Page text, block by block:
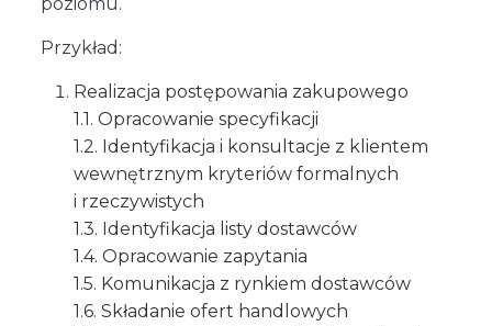
Przykład:
Realizacja postępowania zakupowego
1.1. Opracowanie specyfikacji
1.2. Identyfikacja i konsultacje z klientem
wewnętrznym kryteriów formalnych
i rzeczywistych
1.3. Identyfikacja listy dostawców
1.4. Opracowanie zapytania
1.5. Komunikacja z rynkiem dostawców
1.6. Składanie ofert handlowych